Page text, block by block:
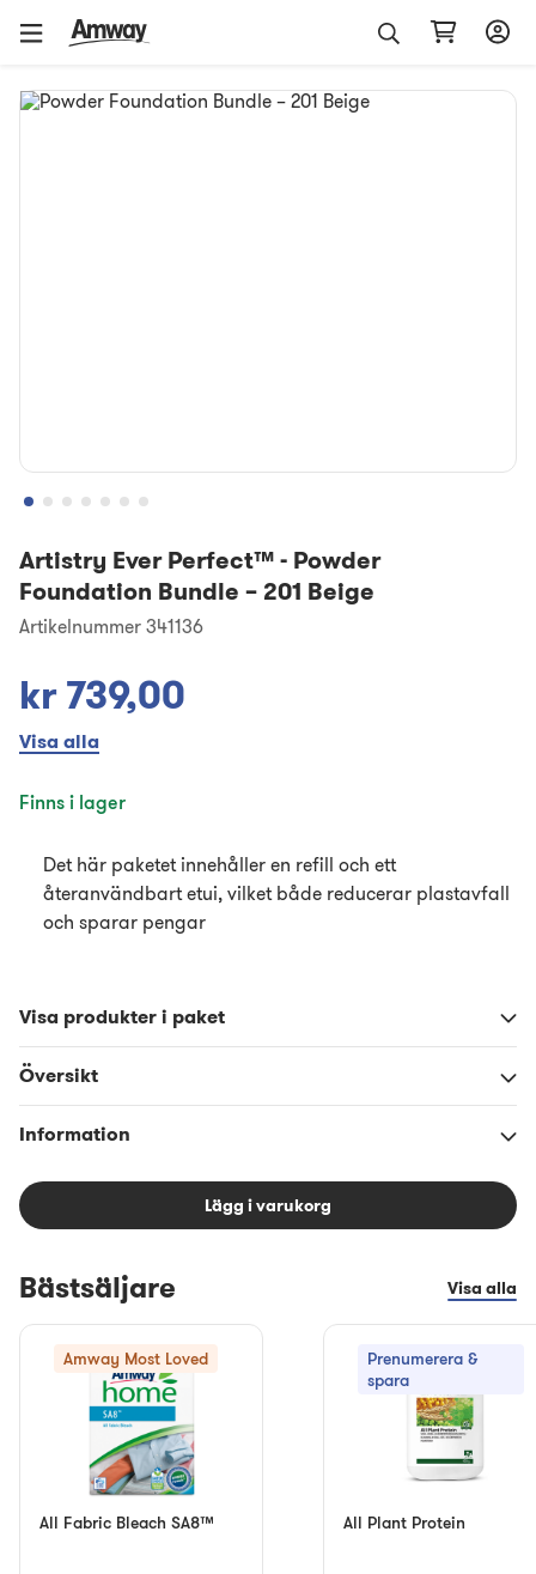
Artistry Ever Perfect™- Powder
Foundation Bundle – 201 Beige
Artikelnummer 341136
kr 739,00
Visa alla
Finns i lager
Det här paketet innehåller en refill och ett
återanvändbart etui, vilket både reducerar plastavfall
och sparar pengar
Visa produkter i paket
Översikt
Information
Lägg i varukorg
Bästsäljare Visa alla
Amway Most Loved
All Fabric Bleach SA8™
Prenumerera &
spara
All Plant Protein